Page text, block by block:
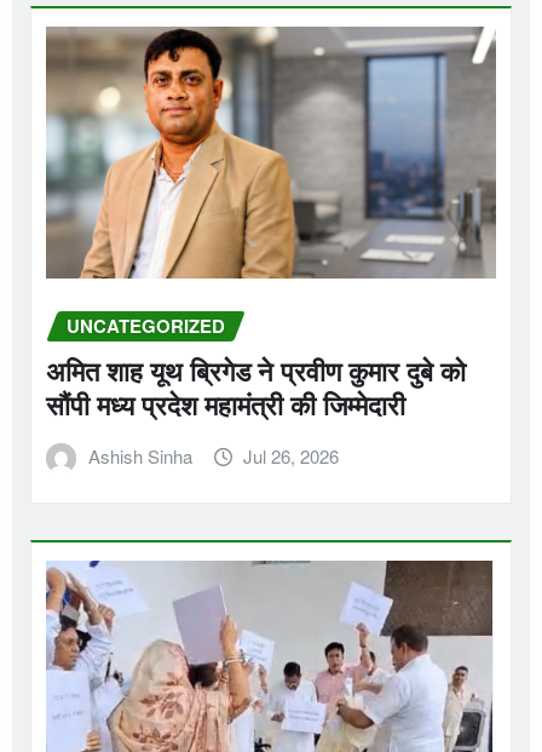
UNCATEGORIZED
अमित शाह यूथ ब्रिगेड ने प्रवीण कुमार दुबे को
सौंपी मध्य प्रदेश महामंत्री की जिम्मेदारी
Ashish Sinha Jul 26, 2026